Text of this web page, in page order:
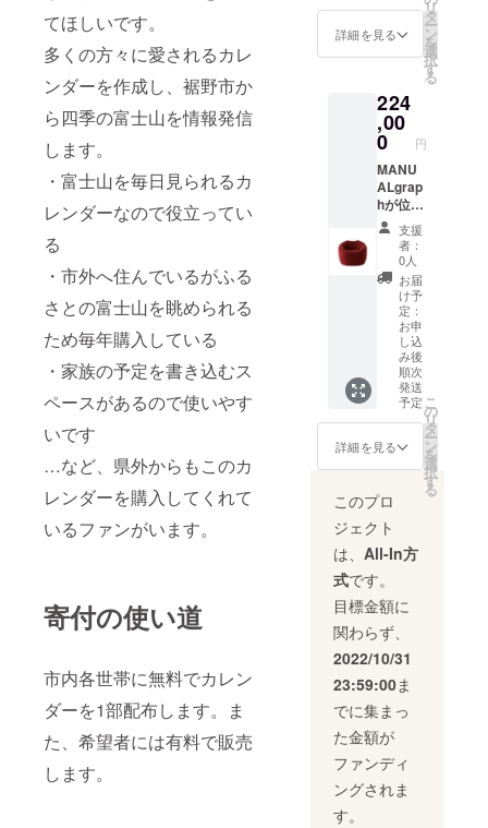
てほしいです。
多くの方々に愛されるカレ
ンダーを作成し、裾野市か
ら四季の富士山を情報発信
します。
・富士山を毎日見られるカ
レンダーなので役立ってい
る
・市外へ住んでいるがふる
さとの富士山を眺められる
ため毎年購入している
・家族の予定を書き込むス
ペースがあるので使いやす
いです
…など、県外からもこのカ
レンダーを購入してくれて
いるファンがいます。
寄付の使い道
市内各世帯に無料でカレン
ダーを1部配布します。ま
た、希望者には有料で販売
します。
は、定
番の
プク
レープ
です。
クレー
プを月
替わり
で出し
ていま
すの
で、
シャイ
ンマス
カット
やマロ
ン、桃
など近
隣で栽
培され
を入れ
たク
もあり
種類が
豊富で
す。 ク
レープ
の内容
は独自
で開発
したも
のばか
りで、
フロラ
ンタ
ン・ハ
ニーポ
テト・
ティラ
ミス・
乳児の
発育に
れがあ
りま
す。
ルカ
バー
(11cm×
いずれ
も静岡
県) ■原
そのん
縫いぐ
るみ(ポ
リエス
テル、
綿) すそ
のんピ
ンバッ
ジ(ス
チール)
すその
んネク
タイピ
ン(ス
チール)
んマド
レーヌ
粉、砂
糖、バ
ター、
卵、
ベーキ
ングパ
ウダー)
すその
んハン
カチ(綿
100%)
すその
んペッ
トボト
ルカ
バー(綿
100%)
■賞味期
日 ■注
意事項/
※寄付お
み受付
後、富
士サ
パーク
より昼
のおと
な入園
券1枚・
有料施
設利用
券1枚を
送付い
たしま
す。 ※
ご予約
は不要
です
が、ご
はチ
ケット
ご持参
くださ
い。 ※
チケッ
トは必
ずお持
ちくだ
さい。
ご持参
なしの
場合、
事由に
関わら
ずサー
ビスの
ご提供
が出来
ませ
グラ
ノーラ
やヨー
グルト
ても良
いかと
思いま
す。
ビュー
レにし
てイチ
ゴソー
スや
ジャム
にした
りする
のにも
使い易
いと思
いま
す。 ■
生産者
の声 市
場にな
らぶい
かかる
逆算す
る為、
どうし
ても糖
度が高
くなら
ない状
態で収
ことが
多いで
す。 発
送させ
ていた
だく冷
凍いち
る富士
山は雄
の真ん
中にも
う一つ
山「宝
永山」
が見え
るのが
大きな
特徴で
す。
MANU
ALgrap
hでは、
その宝
永山の
火口を
座面に
あし
らった
「宝永
山ソ
ファ」
を地域
ブラン
ドとし
て開発
しまし
た。火
口に沈
み込む
独特な
座り心
地は、
雄大な
富士山
と包み
込まれ
詳細を見る
リ
タ
ー
ン
を
選
択
す
る
224
,00
0 円
MANU
ALgrap
hが位置
するの
は静岡
県裾野
市。人
口5万
人、富
士山の
ふもと
の小さ
なまち
です。
裾野市
る富士
山は雄
特にそ
の真ん
中にも
う一つ
山「宝
永山」
が見え
るのが
大きな
特徴で
す。
MANU
ALgrap
hでは、
その宝
永山の
火口を
支援
者：
0人
お届
け予
定：
お申
し込
み後
順次
発送
予定
詳細を見る
こ
の
リ
タ
ー
ン
を
選
択
す
る
このプロ
ジェクト
は、 All-In方
式です。
目標金額に
関わらず、
2022/10/31
23:59:00ま
でに集まっ
た金額が
ファンディ
ングされま
す。